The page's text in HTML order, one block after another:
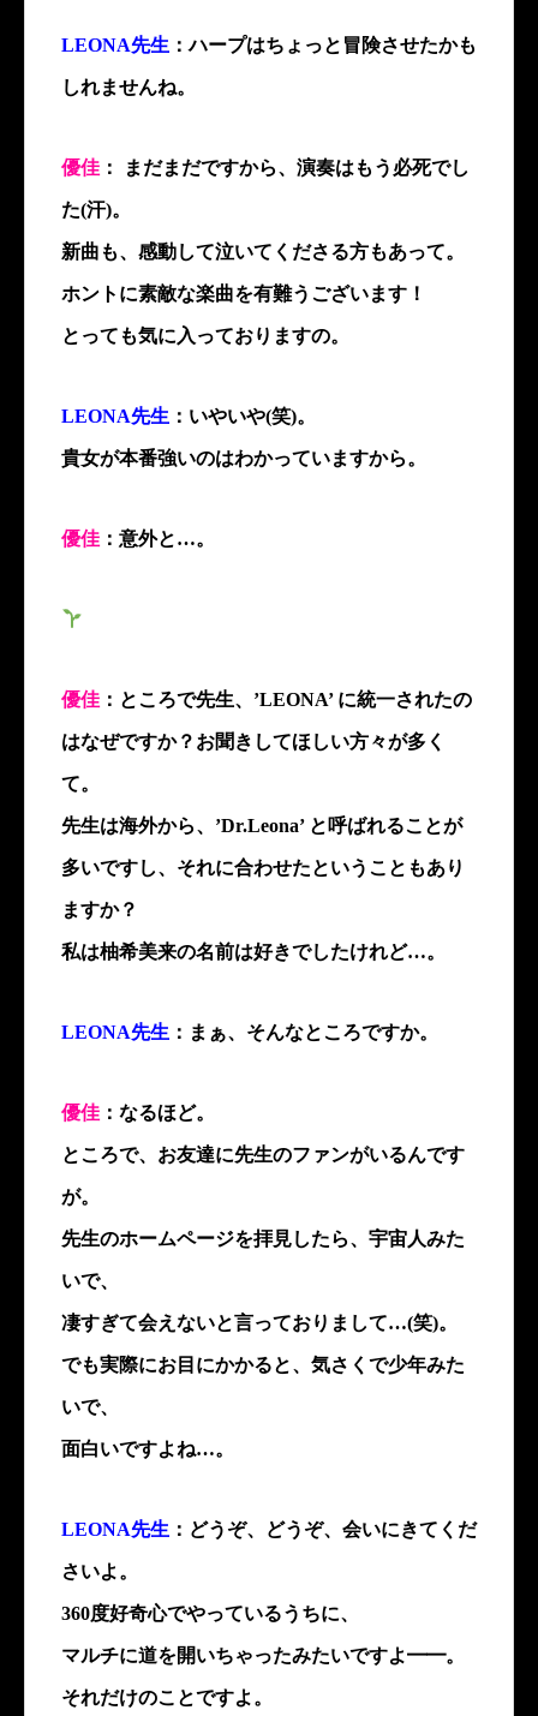
LEONA先生 ：ハープはちょっと冒険させたかも
しれませんね。
優佳 ： まだまだですから、演奏はもう必死でし
た(汗)。
新曲も、感動して泣いてくださる方もあって。
ホントに素敵な楽曲を有難うございます！
とっても気に入っておりますの。
LEONA先生 ：いやいや(笑)。
貴女が本番強いのはわかっていますから。
優佳 ：意外と…。
優佳 ：ところで先生、’LEONA’ に統一されたの
はなぜですか？お聞きしてほしい方々が多く
て。
先生は海外から、’Dr.Leona’ と呼ばれることが
多いですし、それに合わせたということもあり
ますか？
私は柚希美来の名前は好きでしたけれど…。
LEONA先生 ：まぁ、そんなところですか。
優佳 ：なるほど。
ところで、お友達に先生のファンがいるんです
が。
先生のホームページを拝見したら、宇宙人みた
いで、
凄すぎて会えないと言っておりまして…(笑)。
でも実際にお目にかかると、気さくで少年みた
いで、
面白いですよね…。
LEONA先生 ：どうぞ、どうぞ、会いにきてくだ
さいよ。
360度好奇心でやっているうちに、
マルチに道を開いちゃったみたいですよ━━。
それだけのことですよ。